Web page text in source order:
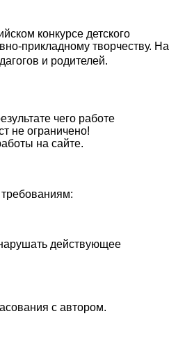
конкурсе детского
прикладному творчеству. На
и родителей.
чего работе
не ограничено!
на сайте.
действующее
с автором.